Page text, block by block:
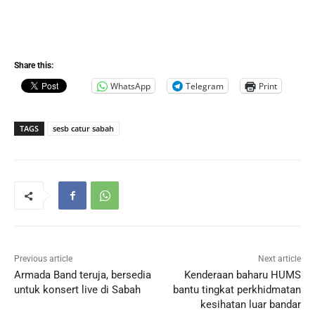
Share this:
WhatsApp Telegram Print
TAGS sesb catur sabah
Previous article
Armada Band teruja, bersedia
untuk konsert live di Sabah
Next article
Kenderaan baharu HUMS
bantu tingkat perkhidmatan
kesihatan luar bandar